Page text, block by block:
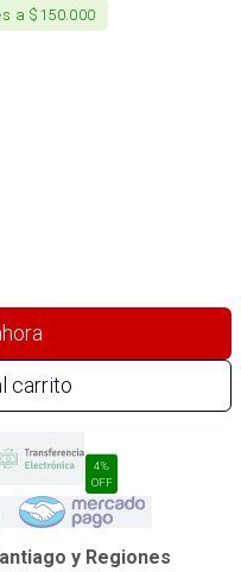
a $150.000
carrito
4%
OFF
y Regiones